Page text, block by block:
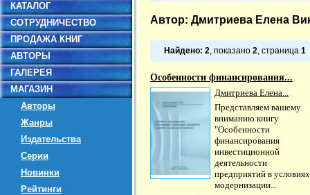
КАТАЛОГ
СОТРУДНИЧЕСТВО
ПРОДАЖА КНИГ
АВТОРЫ
ГАЛЕРЕЯ
МАГАЗИН
Авторы
Жанры
Издательства
Серии
Новинки
Рейтинги
Автор: Дмитриева Елена
Найдено: 2, показано 2, страница 1
Особенности финансирования...
Дмитриева Елена...
Представляем вашему
вниманию книгу
"Особенности
финансирования
инвестиционной
деятельности
предприятий в условиях
модернизации...